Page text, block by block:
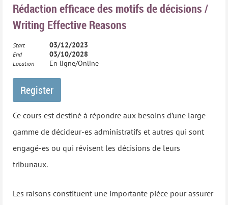
Ce cours a été développé en partenariat avec le BC
Council of Administrative Tribunals (BCCAT).
community, the public, the media, and, in some instances,
reviewing bodies and courts.
Please see theCCAT website
Ce cours est destiné à répondre aux besoins d’une large
gamme de décideur-es administratifs et autres qui sont
engagé-es ou qui révisent les décisions de leurs
tribunaux.
Les raisons constituent une importante pièce pour assurer
Rédaction efficace des motifs de décisions /
Writing Effective Reasons
Start 03/12/2023
End 03/10/2028
Location En ligne/Online
Ce cours est destiné à répondre aux besoins d’une large
gamme de décideur-es administratifs et autres qui sont
engagé-es ou qui révisent les décisions de leurs
tribunaux.
Les raisons constituent une importante pièce pour assurer